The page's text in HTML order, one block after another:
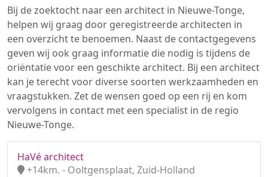
Bij de zoektocht naar een architect in Nieuwe-Tonge,
helpen wij graag door geregistreerde architecten in
een overzicht te benoemen. Naast de contactgegevens
geven wij ook graag informatie die nodig is tijdens de
oriëntatie voor een geschikte architect. Bij een architect
kan je terecht voor diverse soorten werkzaamheden en
vraagstukken. Zet de wensen goed op een rij en kom
vervolgens in contact met een specialist in de regio
Nieuwe-Tonge.
HaVé architect
+14km. - Ooltgensplaat, Zuid-Holland